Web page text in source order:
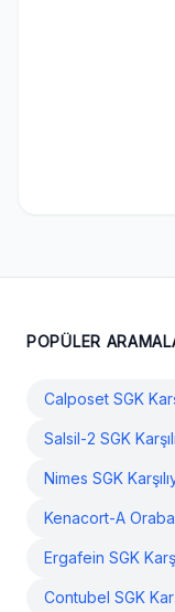
POPÜLER
Calposet SGK
Salsil-2 SGK
Nimes SGK
Kenacort-A
Ergafein SGK
Contubel SGK